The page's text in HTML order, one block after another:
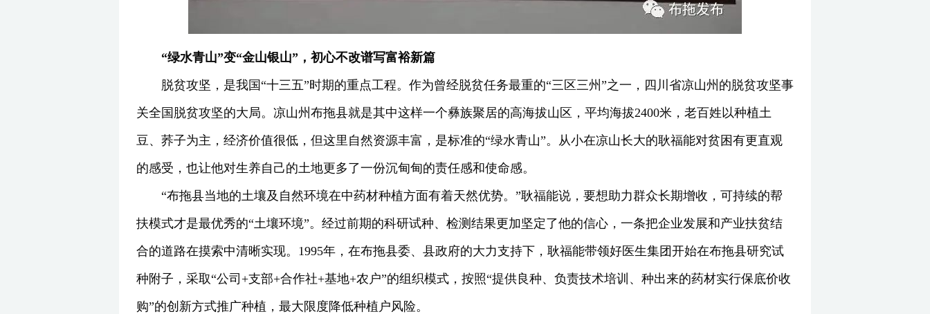
“绿水青山”变“金山银山”，初心不改谱写富裕新篇
脱贫攻坚，是我国“十三五”时期的重点工程。作为曾经脱贫任务最重的“三区三州”之一，四川省凉山州的脱贫攻坚事
关全国脱贫攻坚的大局。凉山州布拖县就是其中这样一个彝族聚居的高海拔山区，平均海拔2400米，老百姓以种植土
豆、荞子为主，经济价值很低，但这里自然资源丰富，是标准的“绿水青山”。从小在凉山长大的耿福能对贫困有更直观
的感受，也让他对生养自己的土地更多了一份沉甸甸的责任感和使命感。
“布拖县当地的土壤及自然环境在中药材种植方面有着天然优势。”耿福能说，要想助力群众长期增收，可持续的帮
扶模式才是最优秀的“土壤环境”。经过前期的科研试种、检测结果更加坚定了他的信心，一条把企业发展和产业扶贫结
合的道路在摸索中清晰实现。1995年，在布拖县委、县政府的大力支持下，耿福能带领好医生集团开始在布拖县研究试
种附子，采取“公司+支部+合作社+基地+农户”的组织模式，按照“提供良种、负责技术培训、种出来的药材实行保底价收
购”的创新方式推广种植，最大限度降低种植户风险。